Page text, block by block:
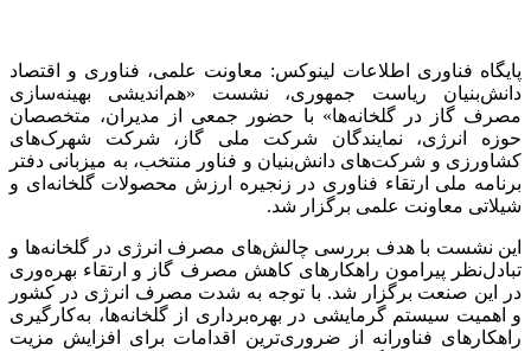
پایگاه فناوری اطلاعات لینوکس: معاونت علمی، فناوری و اقتصاد
دانش‌بنیان ریاست جمهوری، نشست «هم‌اندیشی بهینه‌سازی
مصرف گاز در گلخانه‌ها» با حضور جمعی از مدیران، متخصصان
حوزه انرژی، نمایندگان شرکت ملی گاز، شرکت شهرک‌های
کشاورزی و شرکت‌های دانش‌بنیان و فناور منتخب، به میزبانی دفتر
برنامه ملی ارتقاء فناوری در زنجیره ارزش محصولات گلخانه‌ای و
شیلاتی معاونت علمی برگزار شد.
این نشست با هدف بررسی چالش‌های مصرف انرژی در گلخانه‌ها و
تبادل‌نظر پیرامون راهکارهای کاهش مصرف گاز و ارتقاء بهره‌وری
در این صنعت برگزار شد. با توجه به شدت مصرف انرژی در کشور
و اهمیت سیستم گرمایشی در بهره‌برداری از گلخانه‌ها، به‌کارگیری
راهکارهای فناورانه از ضروری‌ترین اقدامات برای افزایش مزیت